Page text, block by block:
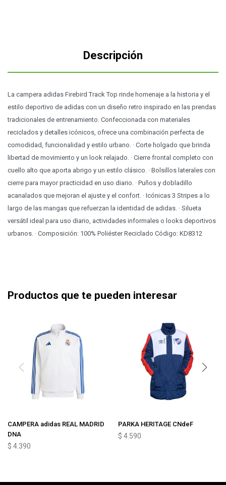
Descripción
La campera adidas Firebird Track Top rinde homenaje a la historia y el
estilo deportivo de adidas con un diseño retro inspirado en las prendas
tradicionales de entrenamiento. Confeccionada con materiales
reciclados y detalles icónicos, ofrece una combinación perfecta de
comodidad, funcionalidad y estilo urbano. · Corte holgado que brinda
libertad de movimiento y un look relajado. · Cierre frontal completo con
cuello alto que aporta abrigo y un estilo clásico. · Bolsillos laterales con
cierre para mayor practicidad en uso diario. · Puños y dobladillo
acanalados que mejoran el ajuste y el confort. · Icónicas 3 Stripes a lo
largo de las mangas que refuerzan la identidad de adidas. · Silueta
versátil ideal para uso diario, actividades informales o looks deportivos
urbanos. · Composición: 100% Poliéster Reciclado Código: KD8312
Productos que te pueden interesar
CAMPERA adidas REAL MADRID
DNA
$ 4.390
PARKA HERITAGE CNdeF
$ 4.590